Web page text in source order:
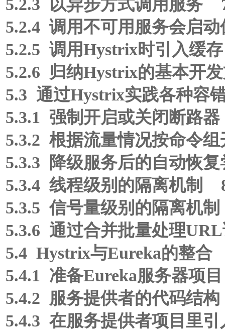
5.2.3 以异步方式调用服务
5.2.4 调用不可用服务会启
5.2.5 调用Hystrix时引入缓
5.2.6 归纳Hystrix的基本开
5.3 通过Hystrix实践各种容
5.3.1 强制开启或关闭断路
5.3.2 根据流量情况按命令
5.3.3 降级服务后的自动恢
5.3.4 线程级别的隔离机制
5.3.5 信号量级别的隔离机
5.3.6 通过合并批量处理
5.4 Hystrix与Eureka的整
5.4.1 准备Eureka服务器项
5.4.2 服务提供者的代码结
5.4.3 在服务提供者项目里